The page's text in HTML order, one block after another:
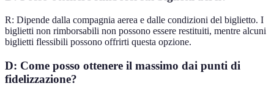
R: Dipende dalla compagnia aerea e dalle condizioni del biglietto. I
biglietti non rimborsabili non possono essere restituiti, mentre alcuni
biglietti flessibili possono offrirti questa opzione.
D: Come posso ottenere il massimo dai punti di
fidelizzazione?